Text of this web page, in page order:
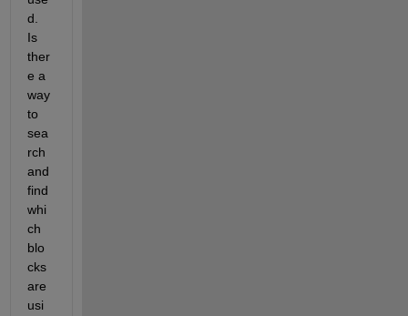
d.
Is
ther
e a
way
to
sea
rch
and
find
whi
ch
blo
cks
are
usi